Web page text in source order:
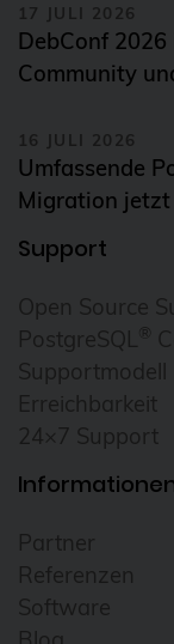
Event
Events
FDW
Fedora
Firewall
Foreman
FOSDEM
FOSSAsia
FreeBSD
freeipa
Freie
FrOSCon
17 JULI 2026
DebConf
Community
16 JULI 2026
Umfassende
Migration jetzt
Support
Open Source
PostgreSQL
®
Supportmodell
Erreichbarkeit
24×7 Support
Partner
Referenzen
Software